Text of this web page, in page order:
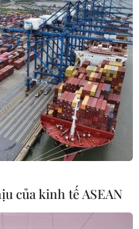
của kinh tế ASEAN